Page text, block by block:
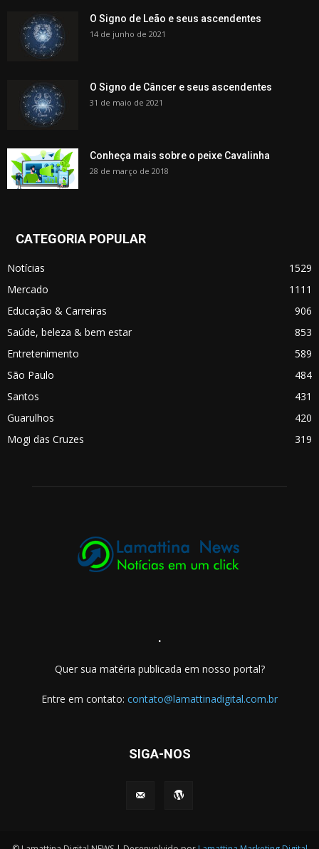
O Signo de Leão e seus ascendentes
14 de junho de 2021
O Signo de Câncer e seus ascendentes
31 de maio de 2021
Conheça mais sobre o peixe Cavalinha
28 de março de 2018
CATEGORIA POPULAR
Notícias
1529
Mercado
1111
Educação & Carreiras
906
Saúde, beleza & bem estar
853
Entretenimento
589
São Paulo
484
Santos
431
Guarulhos
420
Mogi das Cruzes
319
.
Quer sua matéria publicada em nosso portal?
Entre em contato: contato@lamattinadigital.com.br
SIGA-NOS